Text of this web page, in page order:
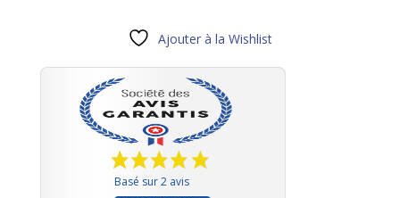
Ajouter à la Wishlist
Basé sur 2 avis